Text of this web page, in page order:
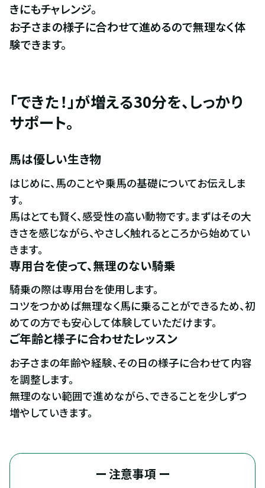
きにもチャレンジ。
お子さまの様子に合わせて進めるので無理なく体
験できます。
「できた！」が増える30分を、しっかり
サポート。
馬は優しい生き物
はじめに、馬のことや乗馬の基礎についてお伝えしま
す。
馬はとても賢く、感受性の高い動物です。まずはその大
きさを感じながら、やさしく触れるところから始めてい
きます。
専用台を使って、無理のない騎乗
騎乗の際は専用台を使用します。
コツをつかめば無理なく馬に乗ることができるため、初
めての方でも安心して体験していただけます。
ご年齢と様子に合わせたレッスン
お子さまの年齢や経験、その日の様子に合わせて内容
を調整します。
無理のない範囲で進めながら、できることを少しずつ
増やしていきます。
ー 注意事項 ー